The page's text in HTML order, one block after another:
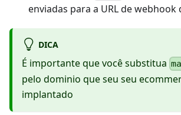
enviadas para a URL de
DICA
É importante que você substitua
pelo dominio que seu seu
implantado